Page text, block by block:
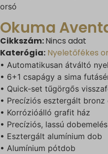
orsó
Okuma
Cikkszám:Nincs adat
Katerógia: Nyeletőfékes
• Automatikusan átváltó
• 6+1 csapágy a sima
• Quick-set tűgörgős
• Precíziós esztergált bronz
• Korrózióálló grafit ház
• Precíziós, lassú dobemelés
• Esztergált alumínium dob
• Alumínium pótdob